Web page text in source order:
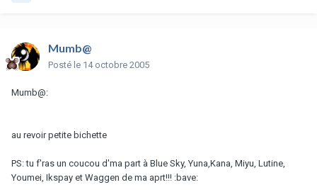
Mumb@
Posté le 14 octobre 2005
Mumb@:
au revoir petite bichette
PS: tu f'ras un coucou d'ma part à Blue Sky, Yuna,Kana, Miyu, Lutine,
Youmei, Ikspay et Waggen de ma aprt!!! :bave: